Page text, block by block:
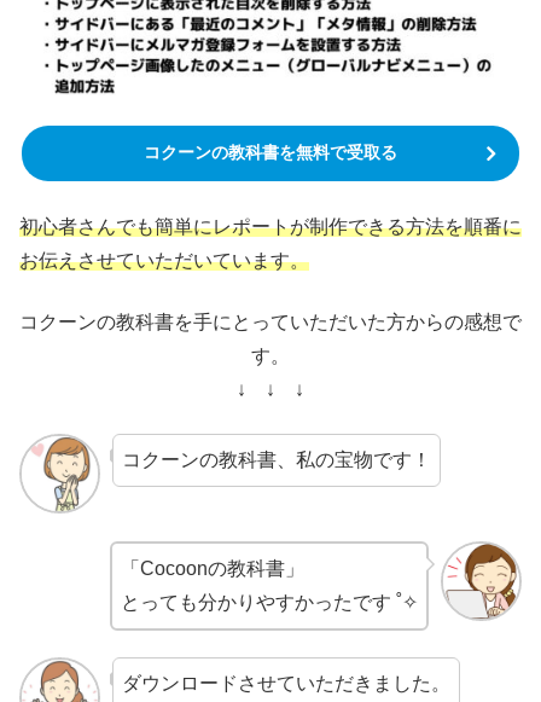
コクーンの教科書を無料で受取る
初心者さんでも簡単にレポートが制作できる方法を順番に
お伝えさせていただいています。
コクーンの教科書を手にとっていただいた方からの感想で
す。
↓ ↓ ↓
コクーンの教科書、私の宝物です！
「Cocoonの教科書」
とっても分かりやすかったです ˚✧
ダウンロードさせていただきました。